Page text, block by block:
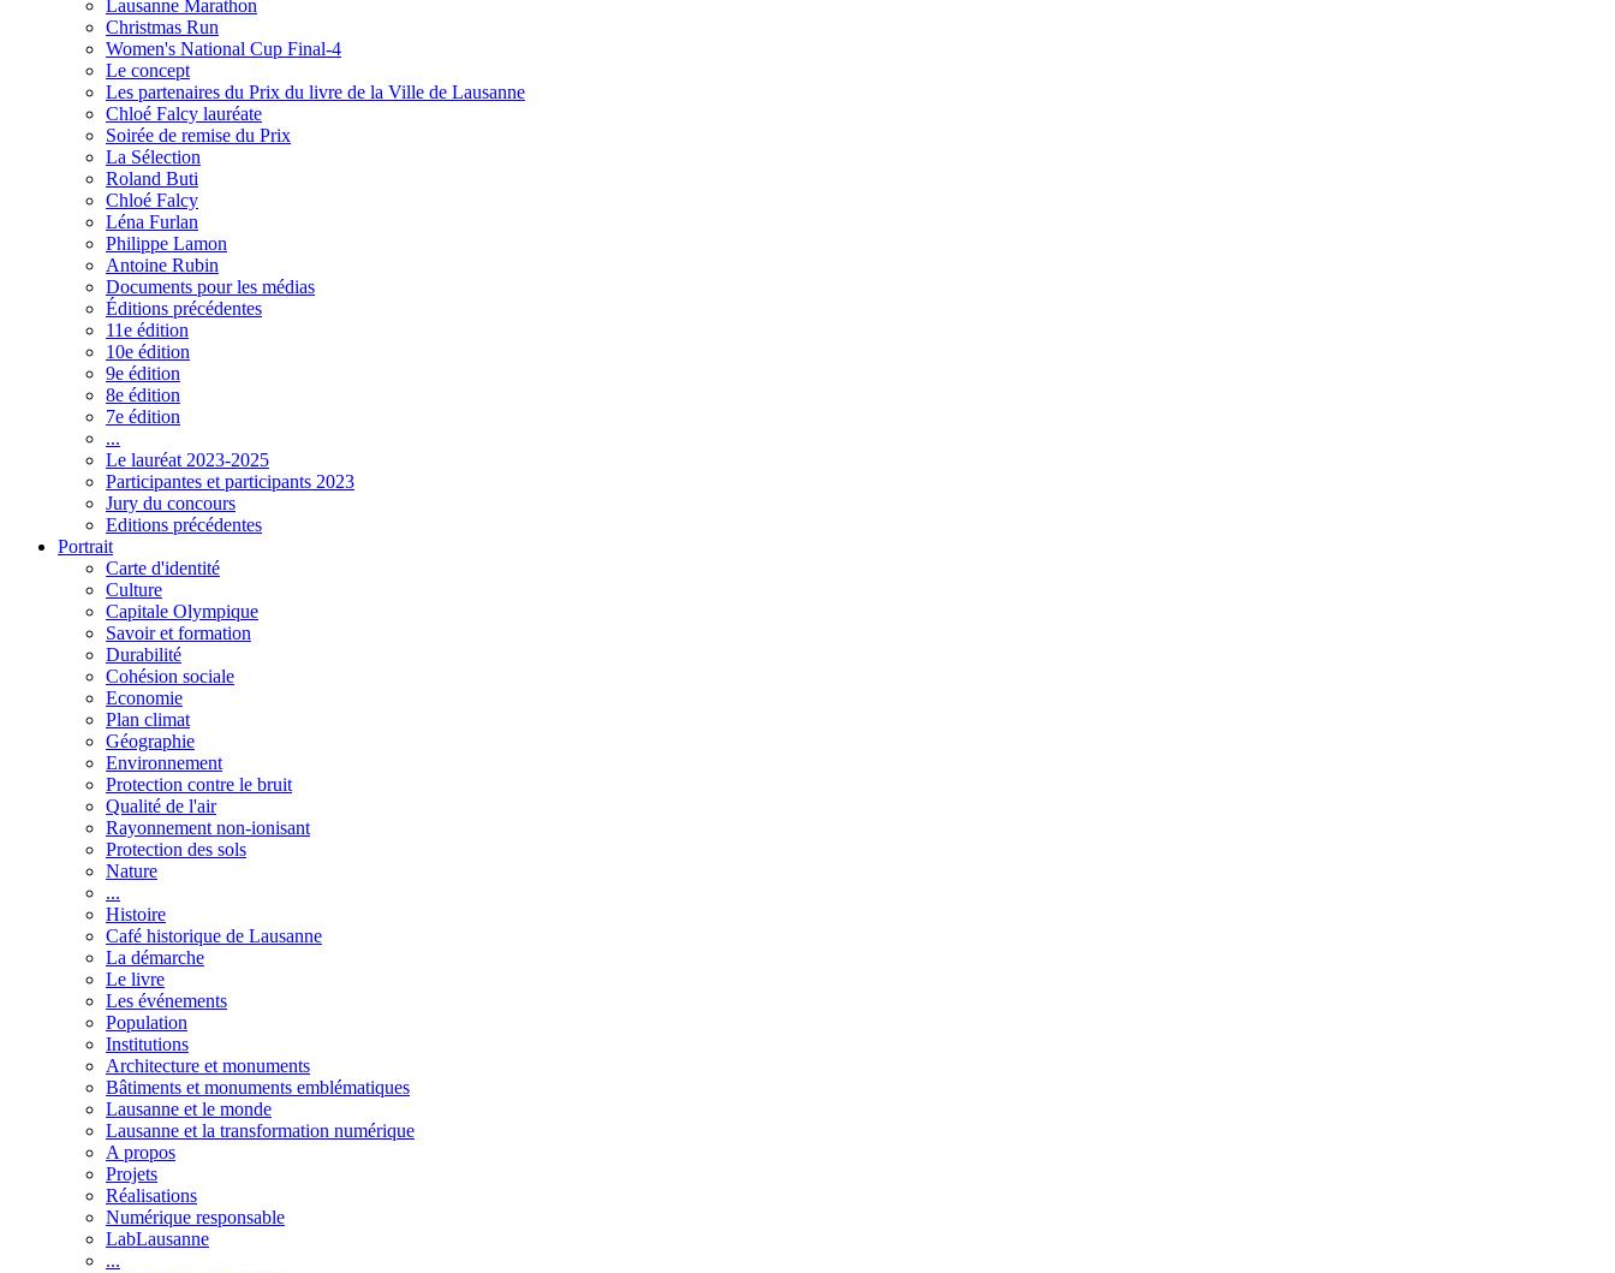
Lausanne Marathon
Christmas Run
Women's National Cup Final-4
Le concept
Les partenaires du Prix du livre de la Ville de Lausanne
Chloé Falcy lauréate
Soirée de remise du Prix
La Sélection
Roland Buti
Chloé Falcy
Léna Furlan
Philippe Lamon
Antoine Rubin
Documents pour les médias
Éditions précédentes
11e édition
10e édition
9e édition
8e édition
7e édition
...
Le lauréat 2023-2025
Participantes et participants 2023
Jury du concours
Editions précédentes
Portrait
Carte d'identité
Culture
Capitale Olympique
Savoir et formation
Durabilité
Cohésion sociale
Economie
Plan climat
Géographie
Environnement
Protection contre le bruit
Qualité de l'air
Rayonnement non-ionisant
Protection des sols
Nature
...
Histoire
Café historique de Lausanne
La démarche
Le livre
Les événements
Population
Institutions
Architecture et monuments
Bâtiments et monuments emblématiques
Lausanne et le monde
Lausanne et la transformation numérique
A propos
Projets
Réalisations
Numérique responsable
LabLausanne
...